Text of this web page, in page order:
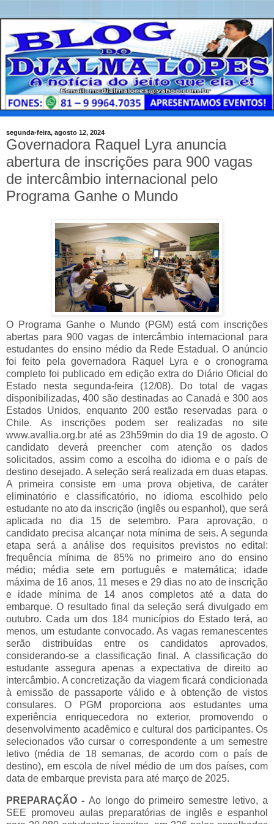
segunda-feira, agosto 12, 2024
Governadora Raquel Lyra anuncia
abertura de inscrições para 900 vagas
de intercâmbio internacional pelo
Programa Ganhe o Mundo
O Programa Ganhe o Mundo (PGM) está com inscrições
abertas para 900 vagas de intercâmbio internacional para
estudantes do ensino médio da Rede Estadual. O anúncio
foi feito pela governadora Raquel Lyra e o cronograma
completo foi publicado em edição extra do Diário Oficial do
Estado nesta segunda-feira (12/08). Do total de vagas
disponibilizadas, 400 são destinadas ao Canadá e 300 aos
Estados Unidos, enquanto 200 estão reservadas para o
Chile. As inscrições podem ser realizadas no site
www.avallia.org.br até as 23h59min do dia 19 de agosto. O
candidato deverá preencher com atenção os dados
solicitados, assim como a escolha do idioma e o país de
destino desejado. A seleção será realizada em duas etapas.
A primeira consiste em uma prova objetiva, de caráter
eliminatório e classificatório, no idioma escolhido pelo
estudante no ato da inscrição (inglês ou espanhol), que será
aplicada no dia 15 de setembro. Para aprovação, o
candidato precisa alcançar nota mínima de seis. A segunda
etapa será a análise dos requisitos previstos no edital:
frequência mínima de 85% no primeiro ano do ensino
médio; média sete em português e matemática; idade
máxima de 16 anos, 11 meses e 29 dias no ato de inscrição
e idade mínima de 14 anos completos até a data do
embarque. O resultado final da seleção será divulgado em
outubro. Cada um dos 184 municípios do Estado terá, ao
menos, um estudante convocado. As vagas remanescentes
serão distribuídas entre os candidatos aprovados,
considerando-se a classificação final. A classificação do
estudante assegura apenas a expectativa de direito ao
intercâmbio. A concretização da viagem ficará condicionada
à emissão de passaporte válido e à obtenção de vistos
consulares. O PGM proporciona aos estudantes uma
experiência enriquecedora no exterior, promovendo o
desenvolvimento acadêmico e cultural dos participantes. Os
selecionados vão cursar o correspondente a um semestre
letivo (média de 18 semanas, de acordo com o país de
destino), em escola de nível médio de um dos países, com
data de embarque prevista para até março de 2025.
PREPARAÇÃO - Ao longo do primeiro semestre letivo, a
SEE promoveu aulas preparatórias de inglês e espanhol